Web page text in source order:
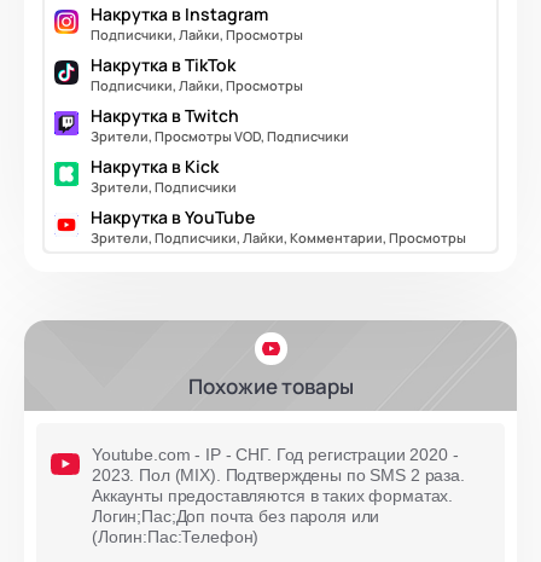
Накрутка в Instagram
Подписчики, Лайки, Просмотры
Накрутка в TikTok
Подписчики, Лайки, Просмотры
Накрутка в Twitch
Зрители, Просмотры VOD, Подписчики
Накрутка в Kick
Зрители, Подписчики
Накрутка в YouTube
Зрители, Подписчики, Лайки, Комментарии, Просмотры
Похожие товары
Youtube.com - IP - СНГ. Год регистрации 2020 -
2023. Пол (MIX). Подтверждены по SMS 2 раза.
Аккаунты предоставляются в таких форматах.
Логин;Пас;Доп почта без пароля или
(Логин:Пас:Телефон)